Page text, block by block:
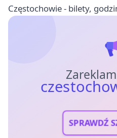
Częstochowie - bilety,
SPRAWDŹ